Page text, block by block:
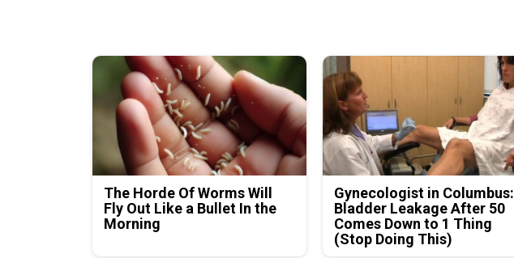
The Horde Of Worms Will
Fly Out Like a Bullet In the
Morning
Gynecologist in Columbus:
Bladder Leakage After 50
Comes Down to 1 Thing
(Stop Doing This)